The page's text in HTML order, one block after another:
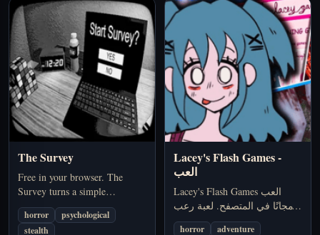
The Survey
Free in your browser. The
Survey turns a simple
questionnaire into
psychological pressure, making
horror
psychological
stealth
Lacey's Flash Games-
العب
العب Lacey's Flash Games
مجانًا في المتصفح. لعبة رعب
نفسي رسمية من Lacey's
horror
adventure